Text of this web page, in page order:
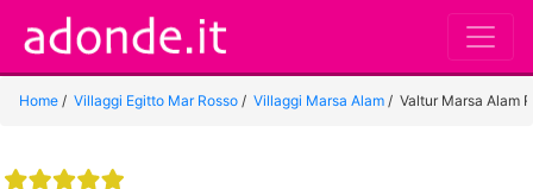
Home / Villaggi Egitto Mar Rosso / Villaggi Marsa Alam / Valtur Marsa Alam